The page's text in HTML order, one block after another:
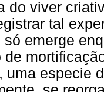
do viver
tal
só emerge
de
uma especie